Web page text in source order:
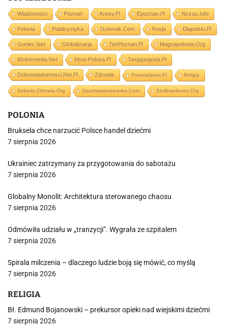
Wiadomości Poznań Kresy.pl Epoznan.pl Nczas.info
Polonia Publicystyka Dziennik.com Rosja Dlapolski.pl
Goniec.net Globalizacja TenPoznan.pl Magnapolonia.org
Wolnemedia.net Mysl-Polska.pl Twojapogoda.pl
Dobrewiadomosci.net.pl Zdrowie Prisonplanet.pl Religia
Sekrety-Zdrowia.org Gazetawarszawska.com Stolikwolnosci.org
POLONIA
Bruksela chce narzucić Polsce handel dziećmi
7 sierpnia 2026
Ukrainiec zatrzymany za przygotowania do sabotażu
7 sierpnia 2026
Globalny Monolit: Architektura sterowanego chaosu
7 sierpnia 2026
Odmówiła udziału w „tranzycji”. Wygrała ze szpitalem
7 sierpnia 2026
Spirala milczenia – dlaczego ludzie boją się mówić, co myślą
7 sierpnia 2026
RELIGIA
Bł. Edmund Bojanowski – prekursor opieki nad wiejskimi dziećmi
7 sierpnia 2026